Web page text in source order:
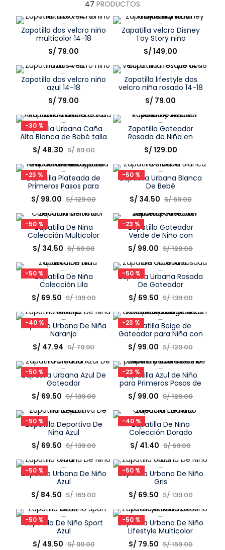
47 PRODUCTOS
Elige una opción
COMPRAR
Zapatilla dos velcro niño
multicolor 14-18
S/ 79.00
Elige una opción
COMPRAR
Zapatilla velcro Disney
Toy Story niño
multicolor 18-21
S/ 149.00
Elige una opción
COMPRAR
Zapatilla dos velcro niño
azul 14-18
S/ 79.00
Elige una opción
COMPRAR
Zapatilla lifestyle dos
velcro niña rosado 14-18
S/ 79.00
-30 %
Elige una opción
COMPRAR
Zapatilla Urbana Caña
Alta Blanca de Bebé talla
14 a 18
S/ 48.30 S/69.00
Elige una opción
COMPRAR
Zapatilla Gateador
Rosada de Niña en
Velcro y Textil
S/ 129.00
-23 %
Talla
Elige una opción
COMPRAR
Zapatilla Plateada de
Primeros Pasos para
Niña con Velcro y Suela
de TR
S/ 99.00 S/129.00
-50 %
Elige una opción
COMPRAR
Zapatilla Urbana Blanca
De Bebé
S/ 34.50 S/69.00
-50 %
Elige una opción
COMPRAR
Zapatilla De Niña
Colección Multicolor
S/ 34.50 S/69.00
-23 %
Talla
Elige una opción
COMPRAR
Zapatilla Gateador
Verde de Niño con
Velcro y Suela TR
S/ 99.00 S/129.00
-50 %
Talla
Elige una opción
COMPRAR
Zapatilla De Niña
Colección Lila
S/ 69.50 S/139.00
-50 %
Talla
Elige una opción
COMPRAR
Zapatilla Urbana Rosada
De Gateador
S/ 69.50 S/139.00
-40 %
Elige una opción
COMPRAR
Zapatilla Urbana De Niña
Naranjo
S/ 47.94 S/79.90
-23 %
Talla
Elige una opción
COMPRAR
Zapatilla Beige de
Gateador para Niña con
Velcro Cordón Elástico
S/ 99.00 S/129.00
-50 %
Talla
Elige una opción
COMPRAR
Zapatilla Urbana Azul De
Gateador
S/ 69.50 S/139.00
-23 %
Talla
Elige una opción
COMPRAR
Zapatilla Azul de Niño
para Primeros Pasos de
Velcro y Suela de TR
S/ 99.00 S/129.00
-50 %
Talla
Elige una opción
COMPRAR
Zapatilla Deportiva De
Niña Azul
S/ 69.50 S/139.00
-40 %
Elige una opción
COMPRAR
Zapatilla De Niña
Colección Dorado
S/ 41.40 S/69.00
-50 %
Talla
Elige una opción
COMPRAR
Zapatilla Urbana De Niño
Azul
S/ 84.50 S/169.00
-50 %
Talla
Elige una opción
COMPRAR
Zapatilla Urbana De Niño
Gris
S/ 69.50 S/139.00
-50 %
Zapatilla De Niño Sport
Azul
S/ 49.50 S/99.00
-50 %
Talla
Zapatilla Urbana De Niño
Lifestyle Multicolor
S/ 79.50 S/159.00
zapatos niña
pijama